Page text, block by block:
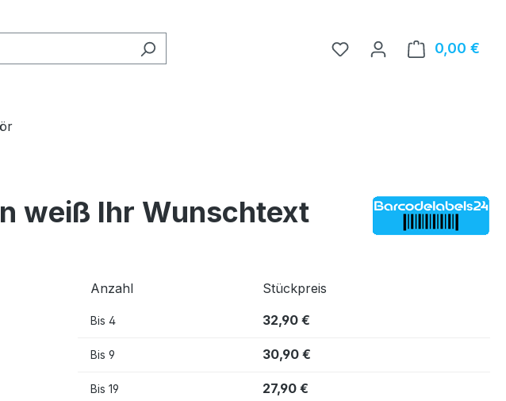
0,00 €
weiß Ihr Wunschtext
Anzahl Stückpreis
Bis 4 32,90 €
Bis 9 30,90 €
Bis 19 27,90 €